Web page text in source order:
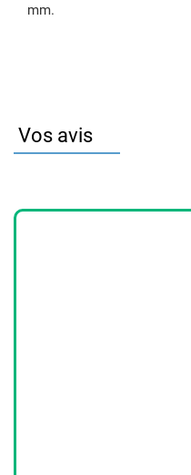
mm.
Vos avis